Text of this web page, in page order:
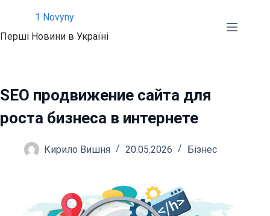
вмісту
1 Novyny
Перші Новини в Україні
SEO продвижение сайта для
роста бизнеса в интернете
Кирило Вишня 20.05.2026 Бізнес